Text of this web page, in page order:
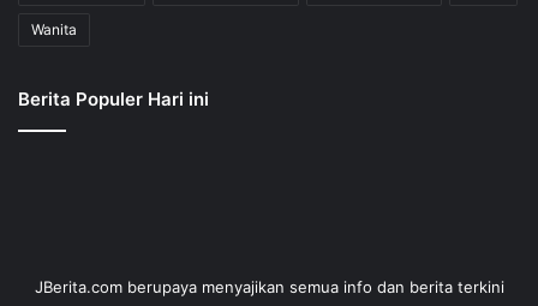
Wanita
Berita Populer Hari ini
JBerita.com berupaya menyajikan semua info dan berita terkini